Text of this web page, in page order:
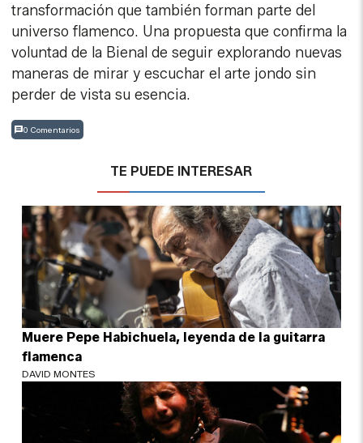
transformación que también forman parte del
universo flamenco. Una propuesta que confirma la
voluntad de la Bienal de seguir explorando nuevas
maneras de mirar y escuchar el arte jondo sin
perder de vista su esencia.
0 Comentarios
TE PUEDE INTERESAR
Muere Pepe Habichuela, leyenda de la guitarra
flamenca
DAVID MONTES